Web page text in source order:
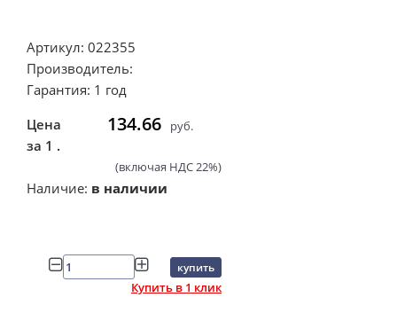
Артикул: 022355
Производитель:
Гарантия: 1 год
Цена
за 1 .
134.66 руб.
(включая НДС 22%)
Наличие: в наличии
купить
Купить в 1 клик